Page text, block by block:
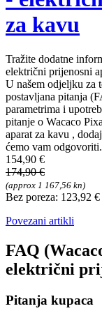
za kavu
Tražite dodatne
električni prijenosni
U našem odjeljku za
postavljana pitanja
parametrima i
pitanje o Wacaco
aparat za kavu ,
ćemo vam odgovoriti.
154,90 €
174,90 €
(approx 1 167,56 kn)
Bez poreza: 123,92 €
Povezani artikli
FAQ
električni
Pitanja kupaca